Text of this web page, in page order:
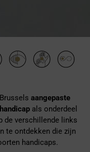
aangepaste
als onderdeel
de verschillende links
te ontdekken die zijn
handicaps.